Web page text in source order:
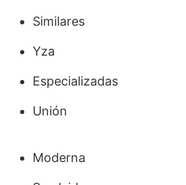
Similares
Yza
Especializadas
Unión
Moderna